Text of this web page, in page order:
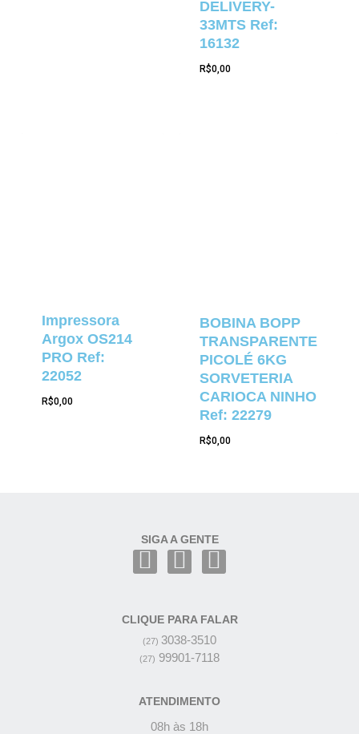
DELIVERY-
33MTS Ref:
16132
R$0,00
Impressora
Argox OS214
PRO Ref:
22052
R$0,00
BOBINA BOPP
TRANSPARENTE
PICOLÉ 6KG
SORVETERIA
CARIOCA NINHO
Ref: 22279
R$0,00
SIGA A GENTE
CLIQUE PARA FALAR
(27) 3038-3510
(27) 99901-7118
ATENDIMENTO
08h às 18h